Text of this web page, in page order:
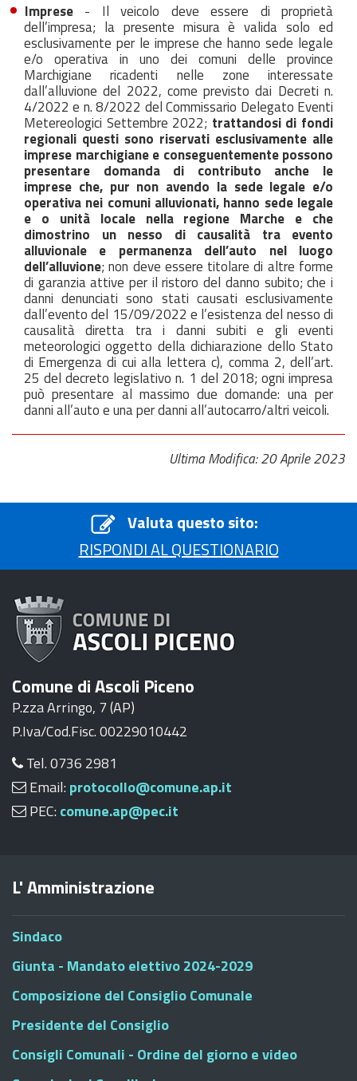
Imprese - Il veicolo deve essere di proprietà
dell’impresa; la presente misura è valida solo ed
esclusivamente per le imprese che hanno sede legale
e/o operativa in uno dei comuni delle province
Marchigiane ricadenti nelle zone interessate
dall’alluvione del 2022, come previsto dai Decreti n.
4/2022 e n. 8/2022 del Commissario Delegato Eventi
Metereologici Settembre 2022; trattandosi di fondi
regionali questi sono riservati esclusivamente alle
imprese marchigiane e conseguentemente possono
presentare domanda di contributo anche le
imprese che, pur non avendo la sede legale e/o
operativa nei comuni alluvionati, hanno sede legale
e o unità locale nella regione Marche e che
dimostrino un nesso di causalità tra evento
alluvionale e permanenza dell’auto nel luogo
dell’alluvione; non deve essere titolare di altre forme
di garanzia attive per il ristoro del danno subito; che i
danni denunciati sono stati causati esclusivamente
dall’evento del 15/09/2022 e l’esistenza del nesso di
causalità diretta tra i danni subiti e gli eventi
meteorologici oggetto della dichiarazione dello Stato
di Emergenza di cui alla lettera c), comma 2, dell’art.
25 del decreto legislativo n. 1 del 2018; ogni impresa
può presentare al massimo due domande: una per
danni all’auto e una per danni all’autocarro/altri veicoli.
Ultima Modifica: 20 Aprile 2023
Valuta questo sito:
RISPONDI AL QUESTIONARIO
Comune di Ascoli Piceno
P.zza Arringo, 7 (AP)
P.Iva/Cod.Fisc. 00229010442
Tel. 0736 2981
Email: protocollo@comune.ap.it
PEC: comune.ap@pec.it
L' Amministrazione
Sindaco
Giunta - Mandato elettivo 2024-2029
Composizione del Consiglio Comunale
Presidente del Consiglio
Consigli Comunali - Ordine del giorno e video